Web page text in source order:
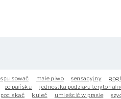
małe piwo sensacyjny
po pańsku jednostka podziału
pociskać kuleć umieścić w prasie